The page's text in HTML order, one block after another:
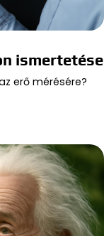
ismertetése
erő mérésére?